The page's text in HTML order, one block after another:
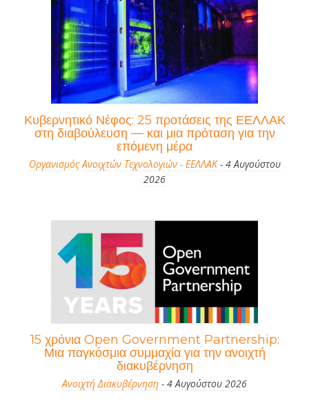
Κυβερνητικό Νέφος: 25 προτάσεις της ΕΕΛΛΑΚ
στη διαβούλευση — και μια πρόταση για την
επόμενη μέρα
Οργανισμός Ανοιχτών Τεχνολογιών - ΕΕΛΛΑΚ- 4 Αυγούστου
2026
15 χρόνια Open Government Partnership:
Μια παγκόσμια συμμαχία για την ανοιχτή
διακυβέρνηση
Ανοιχτή Διακυβέρνηση - 4 Αυγούστου 2026